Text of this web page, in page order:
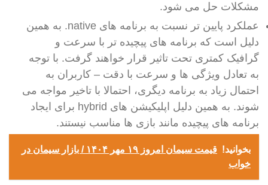
مشکلات حل می شود.
عملکرد پایین تر نسبت به برنامه های native. به همین
دلیل است که برنامه های پیچیده تر با سرعت و
گرافیک کمتری تحت تاثیر قرار خواهند گرفت. با توجه
به تعادل ویژگی ها و سرعت با دقت – کاربران به
احتمال زیاد به برنامه دیگری، احتمالا با تاخیر مواجه می
شوند. به همین دلیل اپلیکیشن های hybrid برای ایجاد
برنامه های پیچیده مانند بازی ها مناسب نیستند.
بخوانید!
قیمت سیمان امروز ۱۹ مهر ۱۴۰۴ / بازار سیمان در
خواب